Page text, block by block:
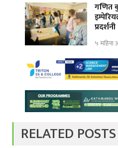
गणित
प्रदर्शनी
५ महिना
RELATED POSTS